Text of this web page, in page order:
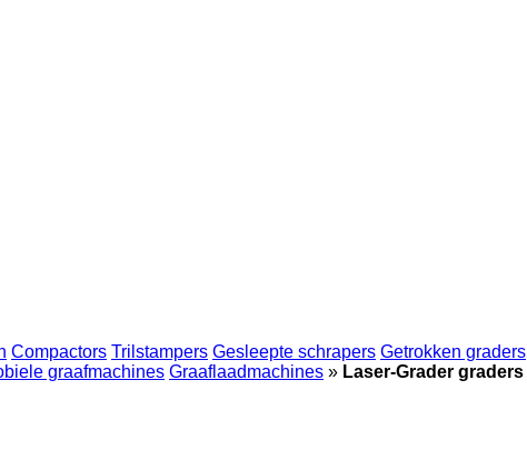
Compactors Trilstampers Gesleepte schrapers Getrokken graders
graafmachines Graaflaadmachines » Laser-Grader graders